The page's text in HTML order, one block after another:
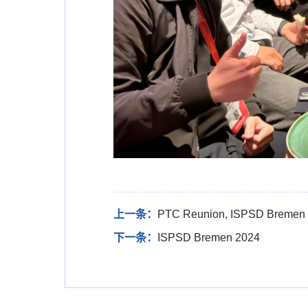
上一条：
PTC Reunion, ISPSD Bremen
下一条：
ISPSD Bremen 2024